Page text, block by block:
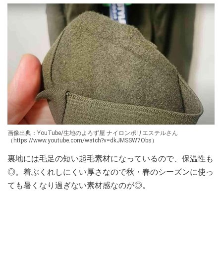
画像出典：YouTube/生地のよろず屋 ナイロンポリエステルさん
（https://www.youtube.com/watch?v=dkJMSSW7Obs）
裏地には毛足の短い起毛素材になっているので、保温性も
◎。着ぶくれしにくい厚さなので秋・春のシーズンに使っ
ても暑くなり過ぎない素材感なのが◎。